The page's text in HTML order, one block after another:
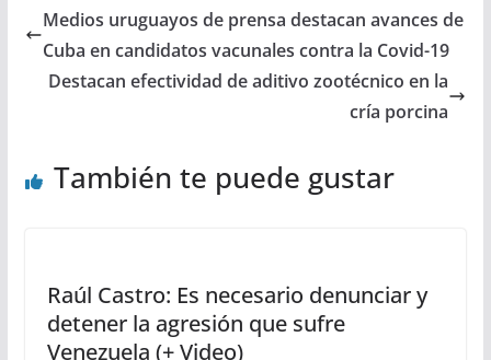
Medios uruguayos de prensa destacan avances de
Cuba en candidatos vacunales contra la Covid-19
Destacan efectividad de aditivo zootécnico en la
cría porcina
También te puede gustar
Raúl Castro: Es necesario denunciar y
detener la agresión que sufre
Venezuela (+ Video)